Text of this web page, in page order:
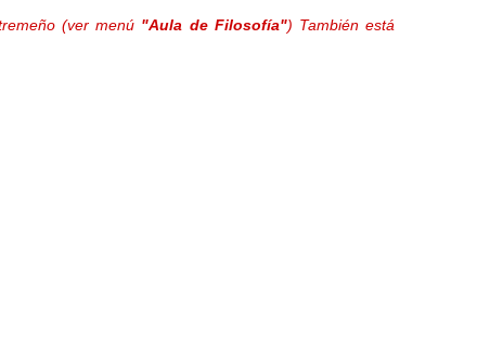
(ver menú "Aula de Filosofía") También está